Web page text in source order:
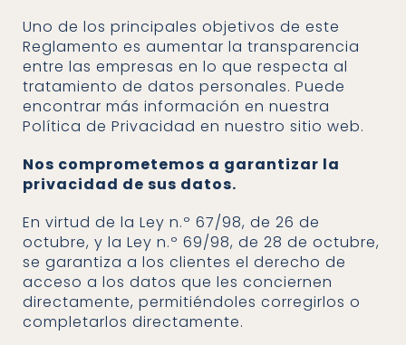
Uno de los principales objetivos de este
Reglamento es aumentar la transparencia
entre las empresas en lo que respecta al
tratamiento de datos personales. Puede
encontrar más información en nuestra
Política de Privacidad en nuestro sitio web.
Nos comprometemos a garantizar la
privacidad de sus datos.
En virtud de la Ley n.º 67/98, de 26 de
octubre, y la Ley n.º 69/98, de 28 de octubre,
se garantiza a los clientes el derecho de
acceso a los datos que les conciernen
directamente, permitiéndoles corregirlos o
completarlos directamente.